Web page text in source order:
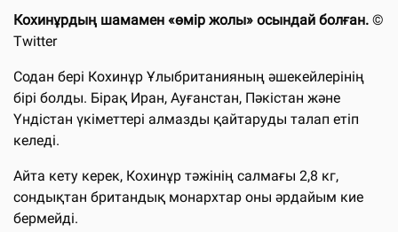
Кохинұрдың шамамен «өмір жолы» осындай болған. ©
Twitter
Содан бері Кохинұр Ұлыбританияның әшекейлерінің
бірі болды. Бірақ Иран, Ауғанстан, Пәкістан және
Үндістан үкіметтері алмазды қайтаруды талап етіп
келеді.
Айта кету керек, Кохинұр тәжінің салмағы 2,8 кг,
сондықтан британдық монархтар оны әрдайым кие
бермейді.